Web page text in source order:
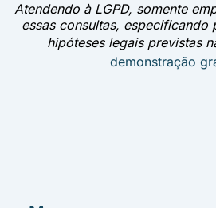
Atendendo à LGPD, somente
essas consultas, especificando
hipóteses legais previstas
demonstração